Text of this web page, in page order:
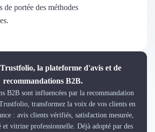
et Organisation
(QVT)
des Entreprises (RSE)
de portée des méthodes
la plateforme d'avis et de
recommandations B2B.
B2B sont influencées par la recommandation
transformez la voix de vos clients en
: avis clients vérifiés, satisfaction mesurée,
et vitrine professionnelle. Déjà adopté par des